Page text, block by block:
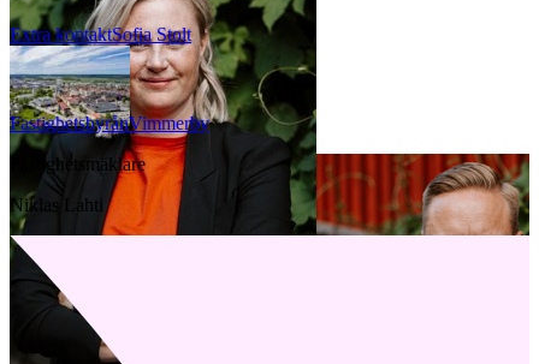
Extra kontaktSofia Stolt
FastighetsbyrånVimmerby
Fastighetsmäklare
Niklas Lahti